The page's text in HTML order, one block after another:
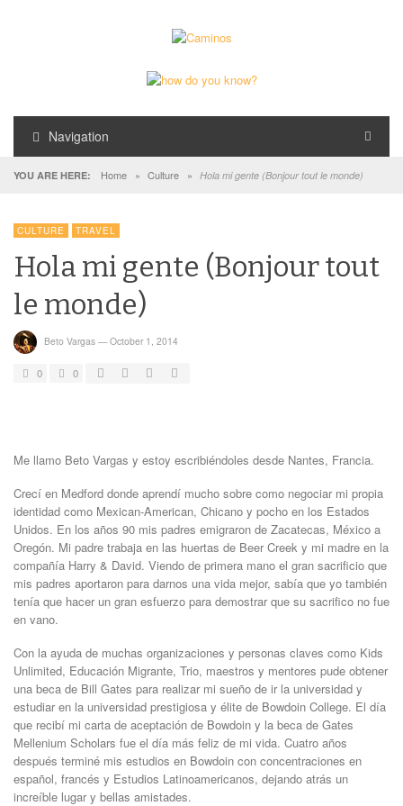
Navigation
YOU ARE HERE: Home » Culture » Hola mi gente (Bonjour tout le monde)
CULTURE TRAVEL
Hola mi gente (Bonjour tout
le monde)
Beto Vargas — October 1, 2014
0 0
Me llamo Beto Vargas y estoy escribiéndoles desde Nantes, Francia.
Crecí en Medford donde aprendí mucho sobre como negociar mi propia
identidad como Mexican-American, Chicano y pocho en los Estados
Unidos. En los años 90 mis padres emigraron de Zacatecas, México a
Oregón. Mi padre trabaja en las huertas de Beer Creek y mi madre en la
compañía Harry & David. Viendo de primera mano el gran sacrificio que
mis padres aportaron para darnos una vida mejor, sabía que yo también
tenía que hacer un gran esfuerzo para demostrar que su sacrifico no fue
en vano.
Con la ayuda de muchas organizaciones y personas claves como Kids
Unlimited, Educación Migrante, Trio, maestros y mentores pude obtener
una beca de Bill Gates para realizar mi sueño de ir la universidad y
estudiar en la universidad prestigiosa y élite de Bowdoin College. El día
que recibí mi carta de aceptación de Bowdoin y la beca de Gates
Mellenium Scholars fue el día más feliz de mi vida. Cuatro años
después terminé mis estudios en Bowdoin con concentraciones en
español, francés y Estudios Latinoamericanos, dejando atrás un
increíble lugar y bellas amistades.